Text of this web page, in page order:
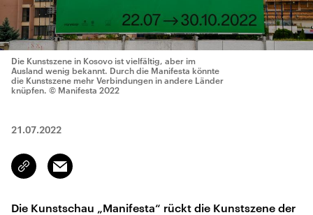
Die Kunstszene in Kosovo ist vielfältig, aber im
Ausland wenig bekannt. Durch die Manifesta könnte
die Kunstszene mehr Verbindungen in andere Länder
knüpfen. © Manifesta 2022
21.07.2022
Link
kopieren/teilen
Email
Die Kunstschau „Manifesta“ rückt die Kunstszene der